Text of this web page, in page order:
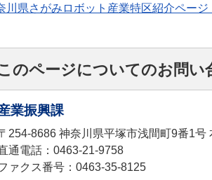
川県さがみロボット産業特区紹介ページ
のページについてのお問い
業振興課
254-8686 神奈川県平塚市浅間町9番1号
通電話：0463-21-9758
ァクス番号：0463-35-8125